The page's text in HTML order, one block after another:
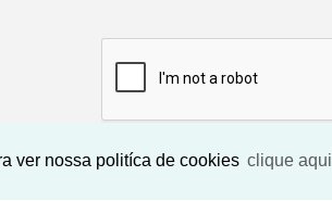
ver nossa politíca de cookies clique aqui
BUSCAR IMOVEIS